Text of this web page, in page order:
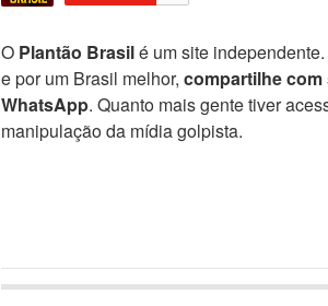
O Plantão Brasilé um site
e por um Brasil melhor, compartilhe com
WhatsApp. Quanto mais gente tiver
manipulação da mídia golpista.